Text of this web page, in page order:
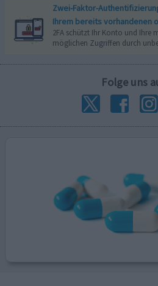
Zwei-Faktor-
Ihrem bereits vorhandenen
2FA schützt Ihr Konto und Ihre
möglichen Zugriffen durch
Folge uns